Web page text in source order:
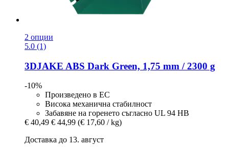
2 опции
5.0 (1)
3DJAKE ABS Dark Green, 1,75 mm / 2300 g
-10%
Произведено в ЕС
Висока механична стабилност
Забавяне на горенето съгласно UL 94 HB
€ 40,49 € 44,99 (€ 17,60 / kg)
Доставка до 13. август